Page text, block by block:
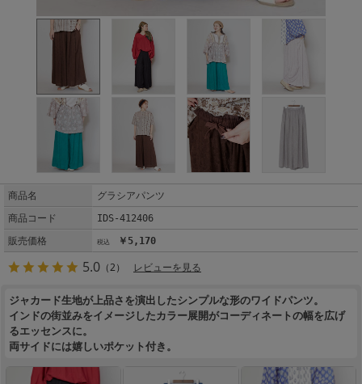
商品名
グラシアパンツ
商品コード
IDS-412406
販売価格
￥5,170
5.0 （2） レビューを見る
ジャカード生地が上品さを演出したシンプルな形のワイドパンツ。
インドの街並みをイメージしたカラー展開がコーディネートの幅を広げ
るエッセンスに。
両サイドには嬉しいポケット付き。